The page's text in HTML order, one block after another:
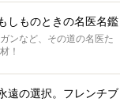
しものときの名医名鑑
ンなど、その道の名医た
！
遠の選択。フレンチブ